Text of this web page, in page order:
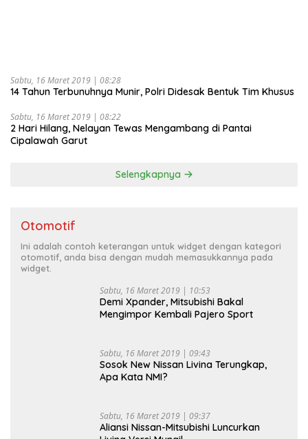
Sabtu, 16 Maret 2019 | 08:28
14 Tahun Terbunuhnya Munir, Polri Didesak Bentuk Tim Khusus
Sabtu, 16 Maret 2019 | 08:22
2 Hari Hilang, Nelayan Tewas Mengambang di Pantai
Cipalawah Garut
Selengkapnya
Otomotif
Ini adalah contoh keterangan untuk widget dengan kategori
otomotif, anda bisa dengan mudah memasukkannya pada
widget.
Sabtu, 16 Maret 2019 | 10:53
Demi Xpander, Mitsubishi Bakal
Mengimpor Kembali Pajero Sport
Sabtu, 16 Maret 2019 | 09:43
Sosok New Nissan Livina Terungkap,
Apa Kata NMI?
Sabtu, 16 Maret 2019 | 09:37
Aliansi Nissan-Mitsubishi Luncurkan